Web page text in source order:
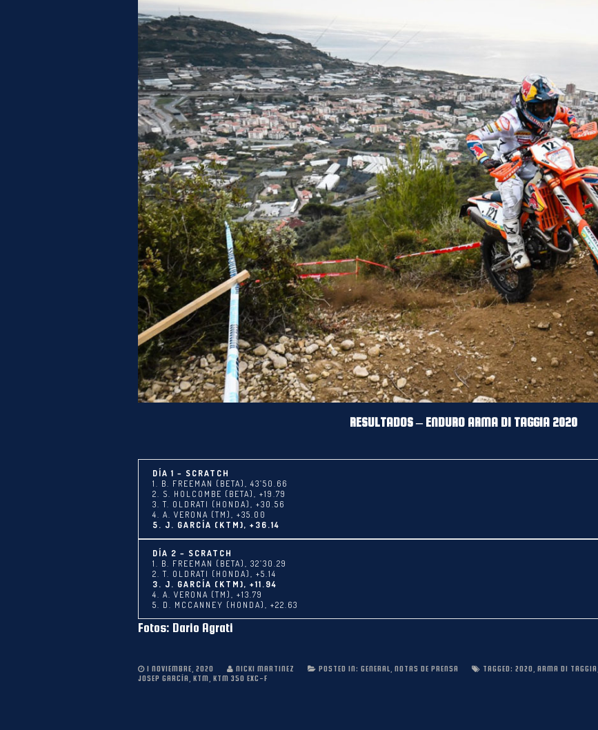
RESULTADOS – ENDURO ARMA DI TAGGIA 2020
DÍA 1 – SCRATCH
1. B. FREEMAN (BETA), 43’50.66
2. S. HOLCOMBE (BETA), +19.79
3. T. OLDRATI (HONDA), +30.56
4. A. VERONA (TM), +35.00
5. J. GARCÍA (KTM), +36.14
DÍA 2 – SCRATCH
1. B. FREEMAN (BETA), 32’30.29
2. T. OLDRATI (HONDA), +5.14
3. J. GARCÍA (KTM), +11.94
4. A. VERONA (TM), +13.79
5. D. MCCANNEY (HONDA), +22.63
Fotos: Dario Agrati
1 NOVIEMBRE, 2020 NICKI MARTINEZ POSTED IN: GENERAL NOTAS DE PRENSA TAGGED: 2020 ARMA DI TAGGIA
JOSEP GARCÍA
KTM KTM 350 EXC-F